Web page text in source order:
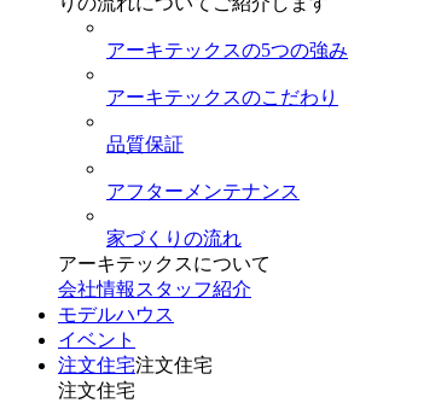
アーキテックスの5つの強み
アーキテックスのこだわり
品質保証
アフターメンテナンス
家づくりの流れ
アーキテックスについて
会社情報 スタッフ紹介
モデルハウス
イベント
注文住宅注文住宅
注文住宅